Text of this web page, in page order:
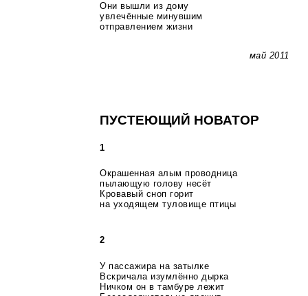
Они вышли из дому
увлечённые минувшим
отправлением жизни
май 2011
ПУСТЕЮЩИЙ НОВАТОР
1
Окрашенная алым проводница
пылающую голову несёт
Кровавый сноп горит
на уходящем туловище птицы
2
У пассажира на затылке
Вскричала изумлённо дырка
Ничком он в тамбуре лежит